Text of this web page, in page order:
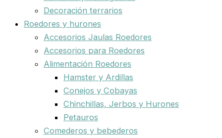
Decoración terrarios
Roedores y hurones
Accesorios Jaulas Roedores
Accesorios para Roedores
Alimentación Roedores
Hamster y Ardillas
Conejos y Cobayas
Chinchillas, Jerbos y Hurones
Petauros
Comederos y bebederos